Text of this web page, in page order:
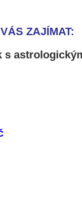
ZAJÍMAT:
s